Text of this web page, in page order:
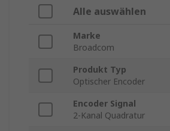
Alle auswählen
Marke
Broadcom
Produkt Typ
Optischer Encoder
Encoder Signal
2-Kanal Quadratur